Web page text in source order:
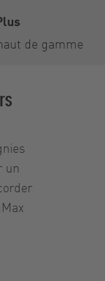
de gamme
un